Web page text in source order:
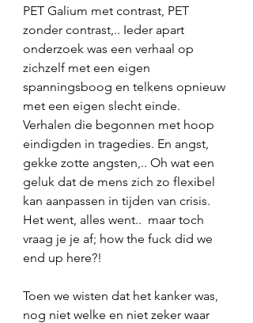
PET Galium met contrast, PET
zonder contrast,.. Ieder apart
onderzoek was een verhaal op
zichzelf met een eigen
spanningsboog en telkens opnieuw
met een eigen slecht einde.
Verhalen die begonnen met hoop
eindigden in tragedies. En angst,
gekke zotte angsten,.. Oh wat een
geluk dat de mens zich zo flexibel
kan aanpassen in tijden van crisis.
Het went, alles went..  maar toch
vraag je je af; how the fuck did we
end up here?!
Toen we wisten dat het kanker was,
nog niet welke en niet zeker waar